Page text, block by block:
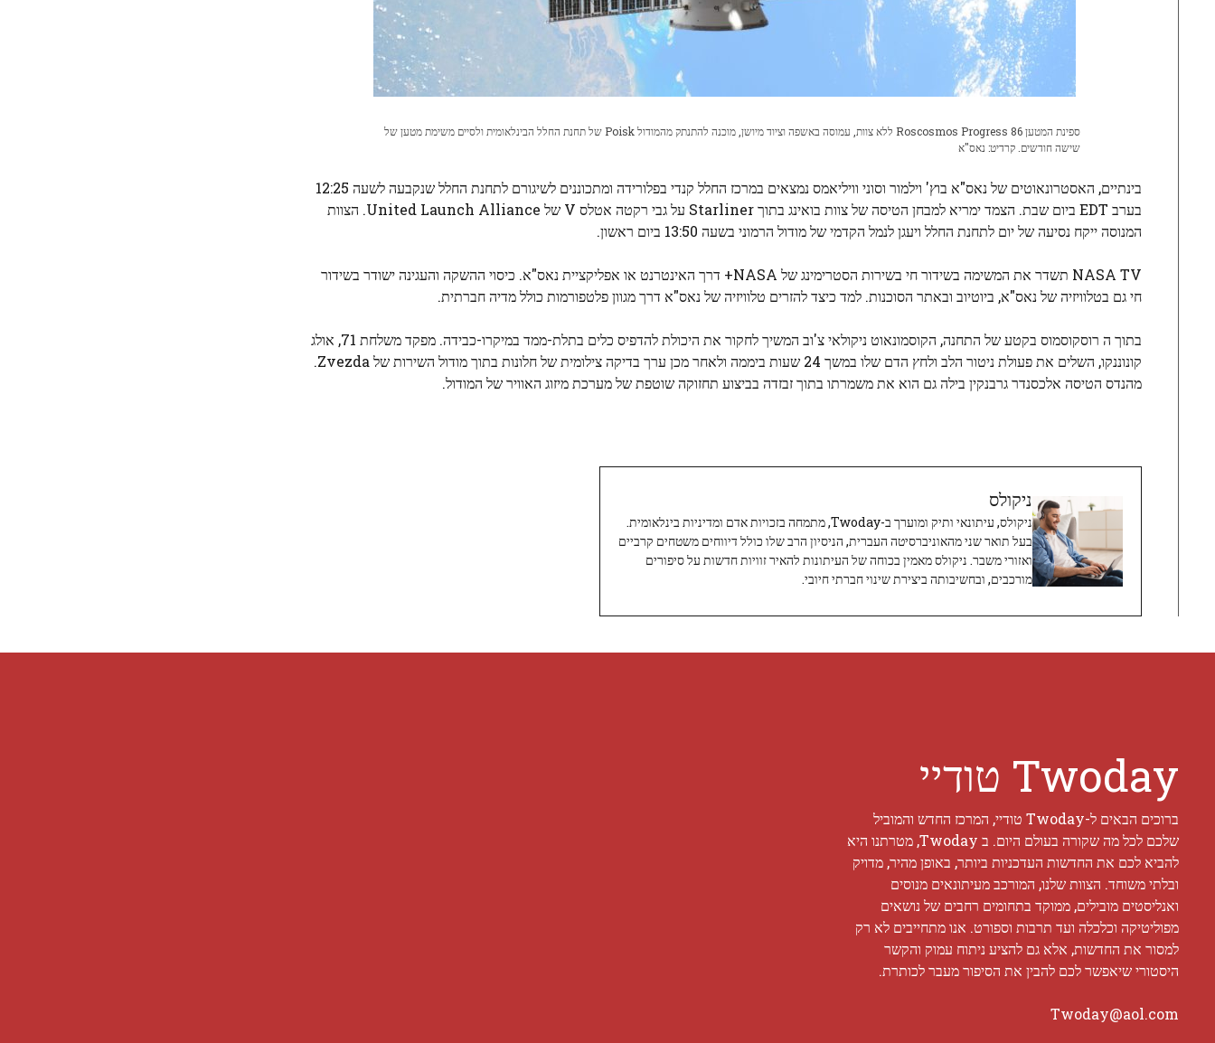
ספינת המטען Roscosmos Progress 86 ללא צוות, עמוסה באשפה וציוד מיושן, מוכנה להתנתק מהמודול Poisk של תחנת החלל הבינלאומית ולסיים משימת מטען של
שישה חודשים. קרדיט: נאס"א
בינתיים, האסטרונאוטים של נאס"א בוץ' וילמור וסוני וויליאמס נמצאים במרכז החלל קנדי ​​בפלורידה ומתכוננים לשיגורם לתחנת החלל שנקבעה לשעה 12:25
בערב EDT ביום שבת. הצמד ימריא למבחן הטיסה של צוות בואינג בתוך Starliner על גבי רקטה אטלס V של United Launch Alliance. הצוות
המנוסה ייקח נסיעה של יום לתחנת החלל ויעגן לנמל הקדמי של מודול הרמוני בשעה 13:50 ביום ראשון.
NASA TV תשדר את המשימה בשידור חי בשירות הסטרימינג של NASA+ דרך האינטרנט או אפליקציית נאס"א. כיסוי ההשקה והעגינה ישודר בשידור
חי גם בטלוויזיה של נאס"א, ביוטיוב ובאתר הסוכנות. למד כיצד להזרים טלוויזיה של נאס"א דרך מגוון פלטפורמות כולל מדיה חברתית.
בתוך ה רוסקוסמוס
בקטע של התחנה, הקוסמונאוט ניקולאי צ'וב המשיך לחקור את היכולת להדפיס כלים בתלת-ממד במיקרו-כבידה. מפקד משלחת 71, אולג
קונוננקו, השלים את פעולת ניטור הלב ולחץ הדם שלו במשך 24 שעות ביממה ולאחר מכן ערך בדיקה צילומית של חלונות בתוך מודול השירות של Zvezda.
מהנדס הטיסה אלכסנדר גרבנקין בילה גם הוא את משמרתו בתוך זבזדה בביצוע תחזוקה שוטפת של מערכת מיזוג האוויר של המודול.
ניקולס
ניקולס, עיתונאי ותיק ומוערך ב-Twoday, מתמחה בזכויות אדם ומדיניות בינלאומית.
בעל תואר שני מהאוניברסיטה העברית, הניסיון הרב שלו כולל דיווחים משטחים קרביים
ואזורי משבר. ניקולס מאמין בכוחה של העיתונות להאיר זוויות חדשות על סיפורים
מורכבים, ובחשיבותה ביצירת שינוי חברתי חיובי.
Twoday טודיי
ברוכים הבאים ל-Twoday טודיי, המרכז החדש והמוביל
שלכם לכל מה שקורה בעולם היום. ב Twoday, מטרתנו היא
להביא לכם את החדשות העדכניות ביותר, באופן מהיר, מדויק
ובלתי משוחד. הצוות שלנו, המורכב מעיתונאים מנוסים
ואנליסטים מובילים, ממוקד בתחומים רחבים של נושאים
מפוליטיקה וכלכלה ועד תרבות וספורט. אנו מתחייבים לא רק
למסור את החדשות, אלא גם להציע ניתוח עמוק והקשר
היסטורי שיאפשר לכם להבין את הסיפור מעבר לכותרת.
Twoday@aol.com